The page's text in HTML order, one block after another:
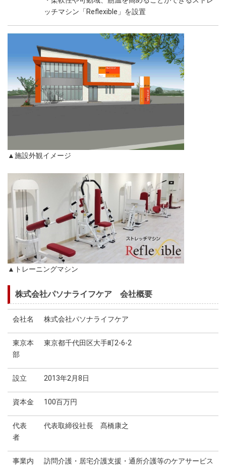
ッチマシン「Reflexible」を設置
▲施設外観イメージ
▲トレーニングマシン
株式会社パソナライフケア 会社概要
会社名 株式会社パソナライフケア
東京本
部
東京都千代田区大手町2-6-2
設立 2013年2月8日
資本金 100百万円
代表
者
代表取締役社長 髙橋康之
事業内
訪問介護・居宅介護支援・通所介護等のケアサービス